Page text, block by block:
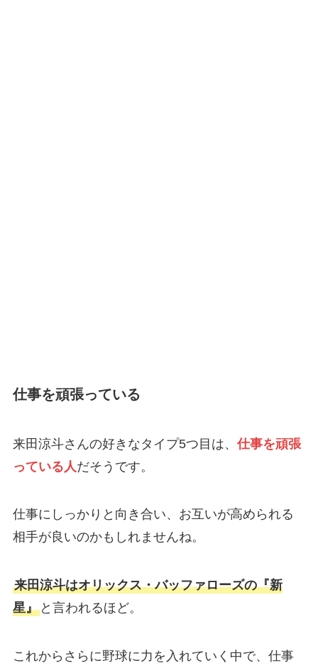
仕事を頑張っている
来田涼斗さんの好きなタイプ5つ目は、 仕事を頑張
っている人 だそうです。
仕事にしっかりと向き合い、お互いが高められる
相手が良いのかもしれませんね。
来田涼斗はオリックス・バッファローズの『新
星』と言われるほど。
これからさらに野球に力を入れていく中で、仕事